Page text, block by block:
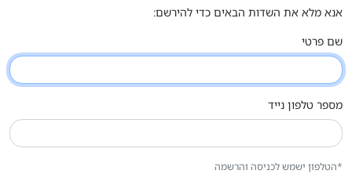
אנא מלא את השדות הבאים כדי להירשם:
שם פרטי
מספר טלפון נייד
*הטלפון ישמש לכניסה והרשמה